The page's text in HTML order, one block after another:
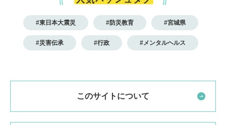
#東日本大震災 #防災教育 #宮城県
#災害伝承 #行政 #メンタルヘルス
このサイトについて